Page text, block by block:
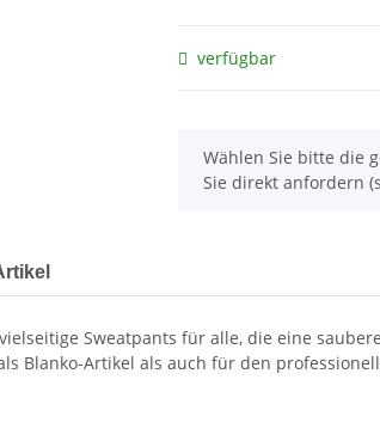
verfügbar
x
Wählen Sie bitte die
Sie direkt anfordern
Sweatpants für alle, die eine
Blanko-Artikel als auch für den